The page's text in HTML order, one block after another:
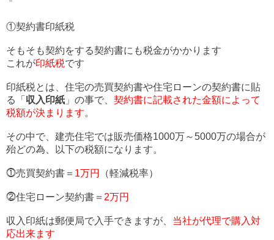
①契約書印紙税
そもそも契約をする契約書にも税金がかかります
これが印紙税です
印紙税とは、住宅の売買契約書や住宅ローンの契約書に貼
る「 収入印紙 」の事で、 契約書に記載された金額によって
税額が決まります。
その中で、建売住宅では販売価格1000万～5000万の場合が
殆どの為、以下の税額になります。
⓵売買契約書＝ 1万円 （軽減税率）
⓶住宅ローン契約書＝ 2万円
収入印紙は郵便局で入手できますが、 当社が代理で購入対
応出来ます